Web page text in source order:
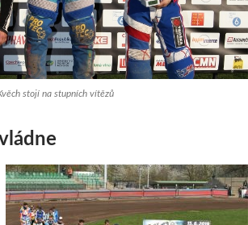
stojí na stupních vítězů